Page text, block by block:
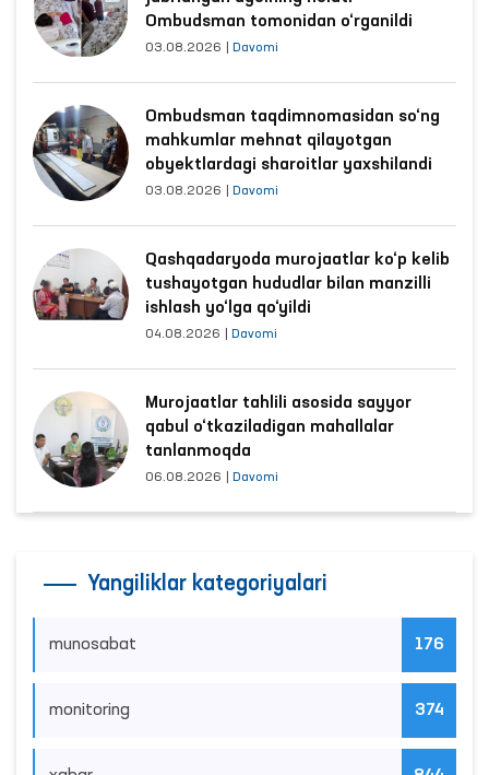
Ombudsman tomonidan o‘rganildi
03.08.2026 Davomi
Ombudsman taqdimnomasidan so‘ng
mahkumlar mehnat qilayotgan
obyektlardagi sharoitlar yaxshilandi
03.08.2026 Davomi
Qashqadaryoda murojaatlar ko‘p kelib
tushayotgan hududlar bilan manzilli
ishlash yo‘lga qo‘yildi
04.08.2026 Davomi
Murojaatlar tahlili asosida sayyor
qabul o‘tkaziladigan mahallalar
tanlanmoqda
06.08.2026 Davomi
Yangiliklar kategoriyalari
munosabat 176
monitoring 374